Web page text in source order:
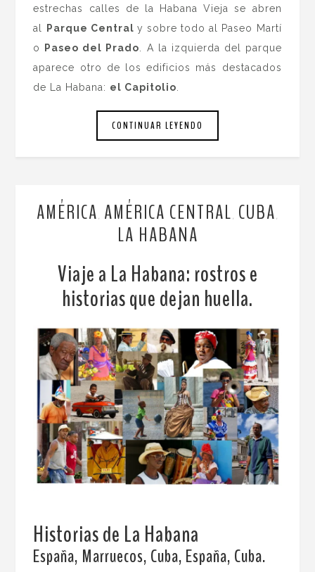
estrechas calles de la Habana Vieja se abren
al
Parque Central y sobre todo al Paseo Martí
o
Paseo del Prado . A la izquierda del parque
aparece otro de los edificios más destacados
de La Habana: el Capitolio
CONTINUAR LEYENDO
AMÉRICA AMÉRICA CENTRAL CUBA
LA HABANA
Viaje a La Habana: rostros e
historias que dejan huella.
Historias de La Habana
España, Marruecos, Cuba, España, Cuba.